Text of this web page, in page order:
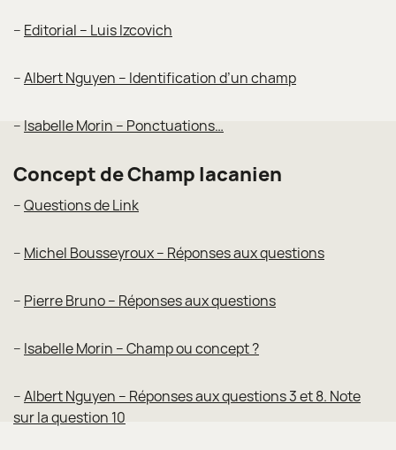
– Editorial – Luis Izcovich
–Albert Nguyen – Identification d’un champ
– Isabelle Morin – Ponctuations…
Concept de Champ lacanien
–Questions de Link
– Michel Bousseyroux – Réponses aux questions
– Pierre Bruno – Réponses aux questions
– Isabelle Morin – Champ ou concept ?
–Albert Nguyen – Réponses aux questions 3 et 8. Note
sur la question 10